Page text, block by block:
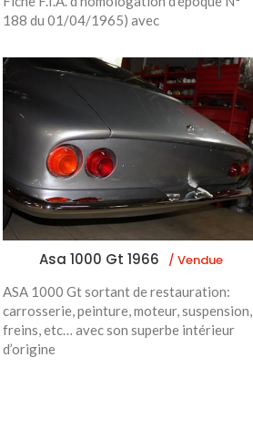
188 du 01/04/1965) avec
Asa 1000 Gt 1966 / Vendue
ASA 1000 Gt sortant de restauration:
carrosserie, peinture, moteur, suspension,
freins, etc… avec son superbe intérieur
d’origine